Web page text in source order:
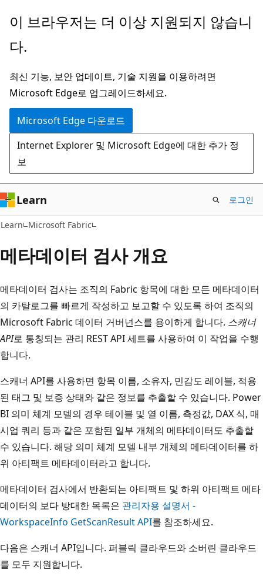
주
콘
츠
로
건
너
뛰
기
이 브라우저는 더 이상 지원되지 않습니
다.
최신 기능, 보안 업데이트, 기술 지원을 이용하려면
Microsoft Edge로 업그레이드하세요.
Microsoft Edge 다운로드
Internet Explorer 및 Microsoft Edge에 대한 추가 정
보
Learn 로그인
Learn Microsoft Fabric
메타데이터 검사 개요
메타데이터 검사는 조직의 Fabric 항목에 대한 모든 메타데이터
의 카탈로그를 빠르게 작성하고 보고할 수 있도록 하여 조직의
Microsoft Fabric 데이터 거버넌스를 용이하게 합니다. 스캐너
API로 통칭되는 관리 REST API 세트를 사용하여 이 작업을 수행
합니다.
스캐너 API를 사용하면 항목 이름, 소유자, 민감도 레이블, 적용
된 태그 및 보증 상태와 같은 정보를 추출할 수 있습니다. Power
BI 의미 체계 모델의 경우 테이블 및 열 이름, 측정값, DAX 식, 매
시업 쿼리 등과 같은 포함된 일부 개체의 메타데이터도 추출할
수 있습니다. 해당 의미 체계 모델 내부 개체의 메타데이터를 하
위 아티팩트 메타데이터라고 합니다.
메타데이터 검사에서 반환되는 아티팩트 및 하위 아티팩트 메타
데이터의 보다 방대한 목록은 관리자용 설명서 -
WorkspaceInfo GetScanResult API를 참조하세요.
다음은 스캐너 API입니다. 퍼블릭 클라우드와 소버린 클라우드
를 모두 지원합니다.